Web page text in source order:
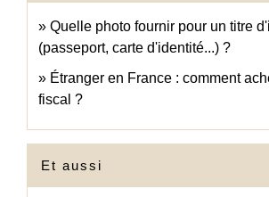
Quelle photo fournir pour un titre
(passeport, carte d'identité...) ?
Étranger en France : comment
fiscal ?
Et aussi